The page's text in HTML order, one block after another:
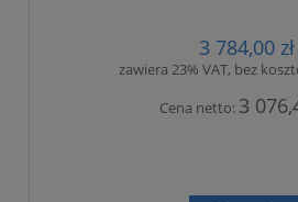
3 784,00 zł
zawiera 23% VAT, bez
Cena netto: 3